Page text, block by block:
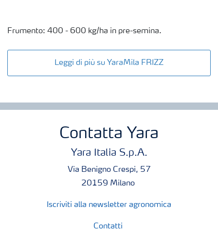
Frumento: 400 - 600 kg/ha in pre-semina.
Leggi di più su YaraMila FRIZZ
Contatta Yara
Yara Italia S.p.A.
Via Benigno Crespi, 57
20159 Milano
Iscriviti alla newsletter agronomica
Contatti